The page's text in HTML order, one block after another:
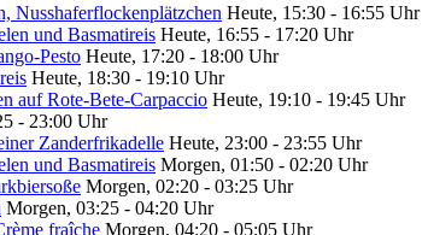
Nusshaferflockenplätzchen Heute, 15:30 - 16:55 Uhr
und Basmatireis Heute, 16:55 - 17:20 Uhr
Pesto Heute, 17:20 - 18:00 Uhr
Heute, 18:30 - 19:10 Uhr
auf Rote-Bete-Carpaccio Heute, 19:10 - 19:45 Uhr
- 23:00 Uhr
Zanderfrikadelle Heute, 23:00 - 23:55 Uhr
und Basmatireis Morgen, 01:50 - 02:20 Uhr
Morgen, 02:20 - 03:25 Uhr
Morgen, 03:25 - 04:20 Uhr
fraîche Morgen, 04:20 - 05:05 Uhr